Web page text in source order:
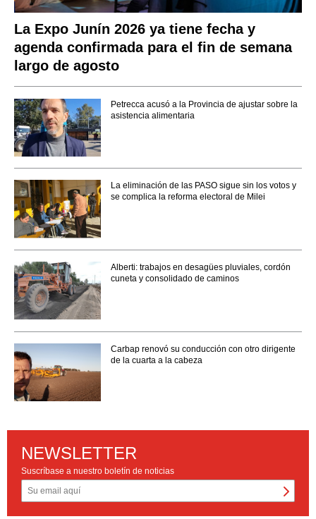
La Expo Junín 2026 ya tiene fecha y
agenda confirmada para el fin de semana
largo de agosto
Petrecca acusó a la Provincia de ajustar sobre la
asistencia alimentaria
La eliminación de las PASO sigue sin los votos y
se complica la reforma electoral de Milei
Alberti: trabajos en desagües pluviales, cordón
cuneta y consolidado de caminos
Carbap renovó su conducción con otro dirigente
de la cuarta a la cabeza
NEWSLETTER
Suscríbase a nuestro boletín de noticias